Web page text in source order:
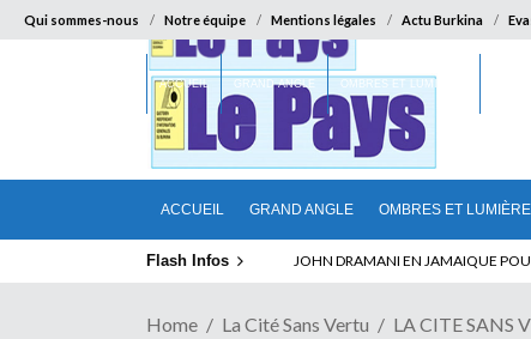
Qui sommes-nous Notre équipe Mentions légales Actu Burkina
ACCUEIL GRAND ANGLE OMBRES ET
ACCUEIL GRAND ANGLE OMBRES ET LUMIÈRES
Flash Infos ELECTION DE TALON A LA TETE
Home La Cité Sans Vertu LA CITE SANS